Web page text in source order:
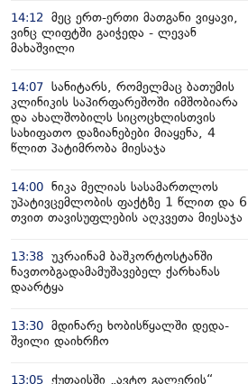
14:12
მეც ერთ-ერთი მათგანი ვიყავი,
ვინც ლიფტში გაიჭედა - ლევან
მახაშვილი
14:07 სანიტარს, რომელმაც ბათუმის
კლინიკის საპირფარეშოში იმშობიარა
და ახალშობილს სიცოცხლისთვის
სახიფათო დაზიანებები მიაყენა, 4
წლით პატიმრობა მიესაჯა
14:00 ნიკა მელიას სასამართლოს
უპატივცემლობის ფაქტზე 1 წლით და 6
თვით თავისუფლების აღკვეთა მიესაჯა
13:38 უკრაინამ ბაშკორტოსტანში
ნავთობგადამამუშავებელ ქარხანას
დაარტყა
13:30 მდინარე ხობისწყალში დედა-
შვილი დაიხრჩო
13:05 ქუთაისში „ავტო გალერის“